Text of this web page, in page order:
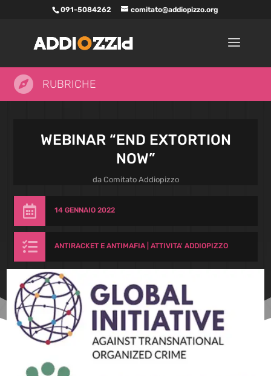
091-5084262 comitato@addiopizzo.org
 RUBRICHE
WEBINAR “END EXTORTION
NOW”
da Comitato Addiopizzo
 14 GENNAIO 2022
 ANTIRACKET E ANTIMAFIA| ATTIVITA' ADDIOPIZZO